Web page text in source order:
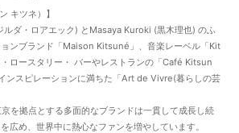
キツネ）】
ダ・ロアエック) とMasaya Kuroki (黒木理也) のふ
ンブランド「Maison Kitsuné」、⾳楽レーベル「Kit
ロースタリー・ バーやレストランの「Café Kitsun
ンスピレーションに満ちた「Art de Vivre(暮らしの芸
を拠点とする多面的なブランドは一貫して成長し続
広め、世界中に熱心なファンを増やしています。